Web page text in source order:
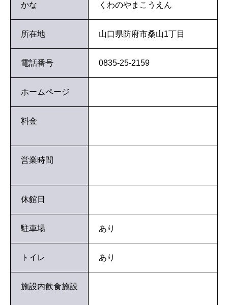
かな くわのやまこうえん
所在地 山口県防府市桑山1丁目
電話番号 0835-25-2159
ホームページ
料金
営業時間
休館日
駐車場 あり
トイレ あり
施設内飲食施設